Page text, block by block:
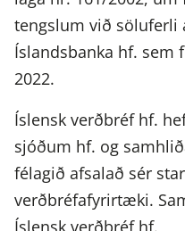
tengslum við söluferli
Íslandsbanka hf. sem
2022.
Íslensk verðbréf hf.
sjóðum hf. og
félagið afsalað sér
verðbréfafyrirtæki.